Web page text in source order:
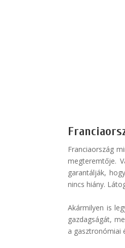
Franciaország
megteremtője.
garantálják,
nincs hiány.
Akármilyen is
gazdagságát,
a gasztronómiai